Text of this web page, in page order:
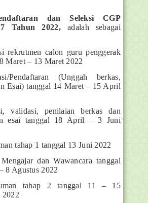
dan Seleksi CGP
7 Tahun 2022,adalah sebagai
rekrutmen calon guru penggerak
Maret – 13 Maret 2022
Pendaftaran (Unggah berkas,
Esai) tanggal 14 Maret – 15 April
validasi, penilaian berkas dan
esai tanggal 18 April – 3 Juni
tahap 1 tanggal 13 Juni 2022
dan Wawancara tanggal
8 Agustus 2022
tahap 2 tanggal 11 – 15
2022